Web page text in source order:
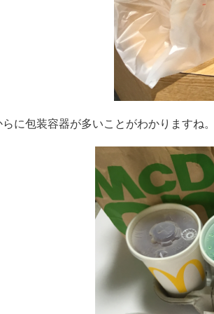
に包装容器が多いことがわかりますね